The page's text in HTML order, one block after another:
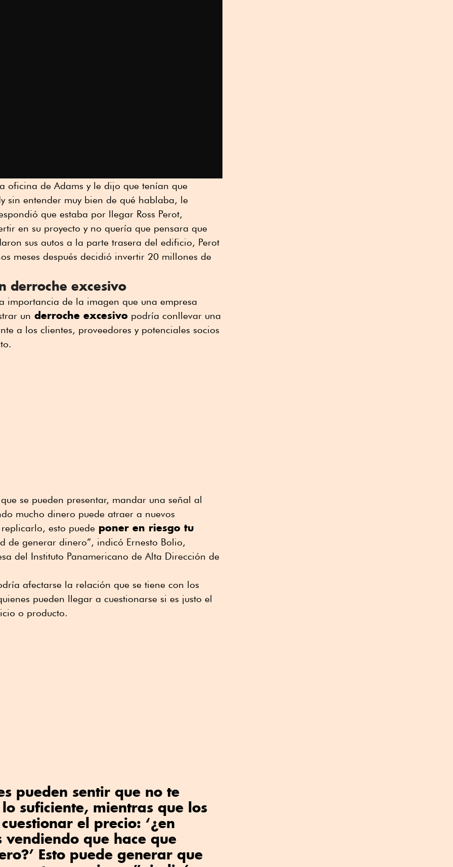
oficina de Adams y le dijo que tenían que
sin entender muy bien de qué hablaba, le
que estaba por llegar Ross Perot,
en su proyecto y no quería que pensara que
sus autos a la parte trasera del edificio, Perot
meses después decidió invertir 20 millones de
derroche excesivo
importancia de la imagen que una empresa
un derroche excesivo podría conllevar una
a los clientes, proveedores y potenciales socios
se pueden presentar, mandar una señal al
mucho dinero puede atraer a nuevos
esto puede poner en riesgo tu
de generar dinero”, indicó Ernesto Bolio,
del Instituto Panamericano de Alta Dirección de
afectarse la relación que se tiene con los
pueden llegar a cuestionarse si es justo el
o producto.
pueden sentir que no te
suficiente, mientras que los
el precio: ‘¿en
vendiendo que hace que
Esto puede generar que